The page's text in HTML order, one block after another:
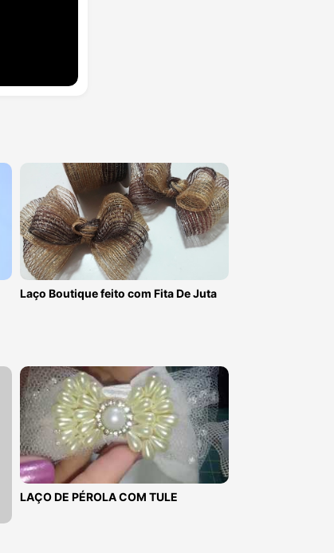
Laço Boutique feito com Fita De Juta
LAÇO DE PÉROLA COM TULE